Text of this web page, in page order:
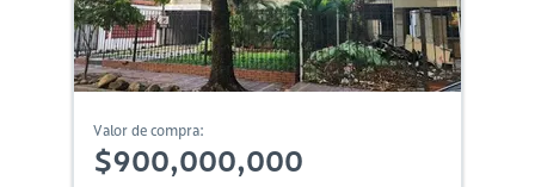
Valor de compra:
$900,000,000